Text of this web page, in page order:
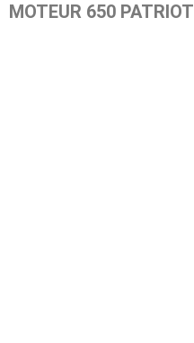
MOTEUR 650 PATRIOT